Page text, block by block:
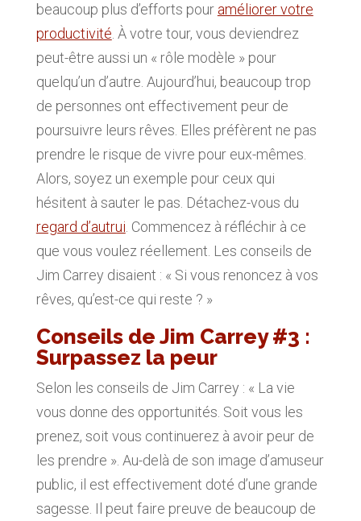
beaucoup plus d’efforts pour améliorer votre
productivité. À votre tour, vous deviendrez
peut-être aussi un « rôle modèle » pour
quelqu’un d’autre. Aujourd’hui, beaucoup trop
de personnes ont effectivement peur de
poursuivre leurs rêves. Elles préfèrent ne pas
prendre le risque de vivre pour eux-mêmes.
Alors, soyez un exemple pour ceux qui
hésitent à sauter le pas. Détachez-vous du
regard d’autrui. Commencez à réfléchir à ce
que vous voulez réellement. Les conseils de
Jim Carrey disaient : « Si vous renoncez à vos
rêves, qu’est-ce qui reste ? »
Conseils de Jim Carrey #3 :
Surpassez la peur
Selon les conseils de Jim Carrey : « La vie
vous donne des opportunités. Soit vous les
prenez, soit vous continuerez à avoir peur de
les prendre ». Au-delà de son image d’amuseur
public, il est effectivement doté d’une grande
sagesse. Il peut faire preuve de beaucoup de